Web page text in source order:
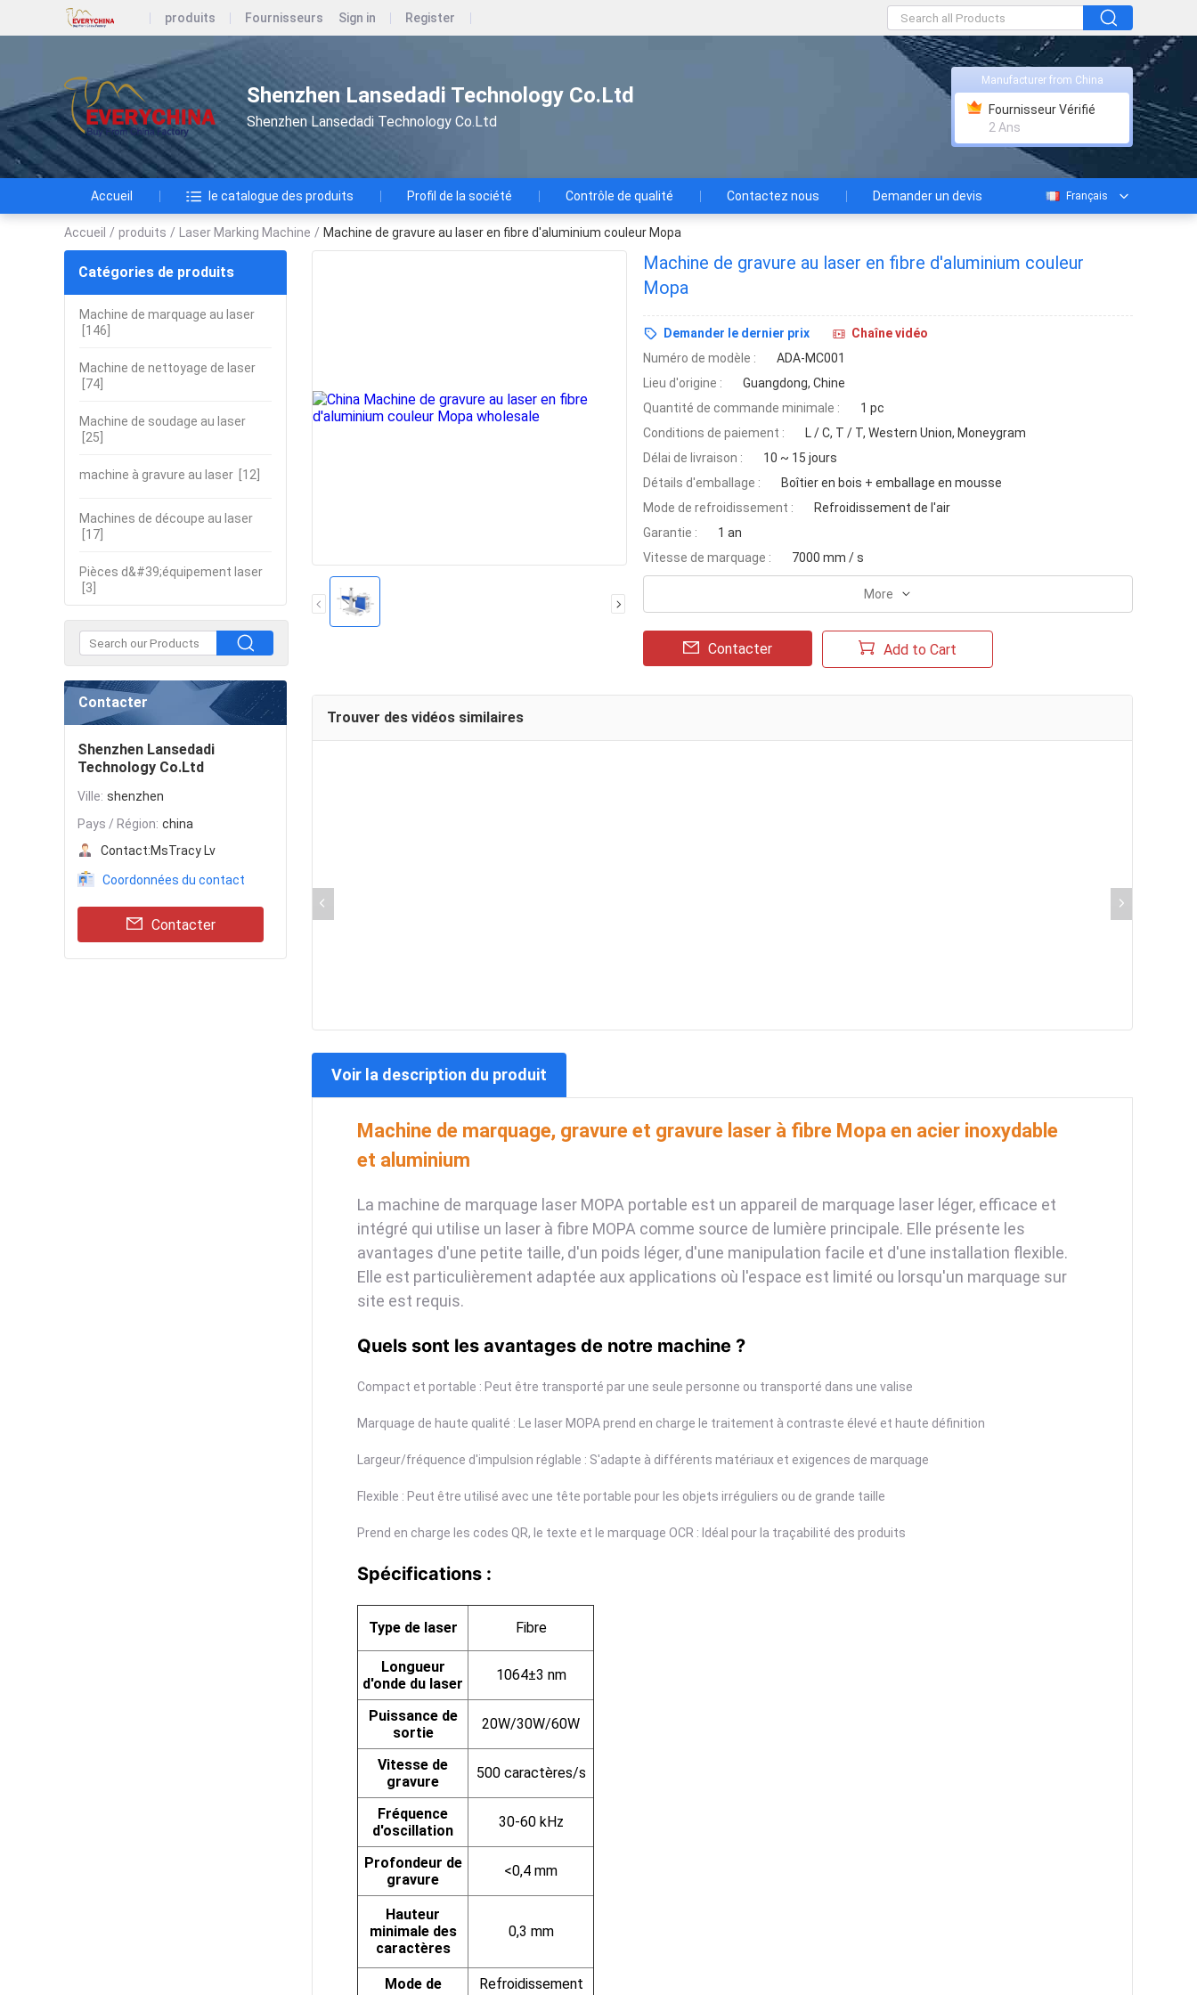
produits Fournisseurs Sign in Register
Shenzhen Lansedadi Technology Co.Ltd
Shenzhen Lansedadi Technology Co.Ltd
Manufacturer from China
Fournisseur Vérifié
2 Ans
Accueil le catalogue des produits Profil de la société Contrôle de qualité Contactez nous Demander un devis Français
Accueil / produits / Laser Marking Machine / Machine de gravure au laser en fibre d'aluminium couleur Mopa
Catégories de produits
Machine de marquage au laser
[146]
Machine de nettoyage de laser
[74]
Machine de soudage au laser
[25]
machine à gravure au laser [12]
Machines de découpe au laser
[17]
Pièces d&#39;équipement laser
[3]
Contacter
Shenzhen Lansedadi
Technology Co.Ltd
Ville: shenzhen
Pays / Région: china
Contact:MsTracy Lv
Coordonnées du contact
Contacter
Machine de gravure au laser en fibre d'aluminium couleur
Mopa
Demander le dernier prix
Chaîne vidéo
Numéro de modèle :
ADA-MC001
Lieu d'origine :
Guangdong, Chine
Quantité de commande minimale :
1 pc
Conditions de paiement :
L / C, T / T, Western Union, Moneygram
Délai de livraison :
10 ~ 15 jours
Détails d'emballage :
Boîtier en bois + emballage en mousse
Mode de refroidissement :
Refroidissement de l'air
Garantie :
1 an
Vitesse de marquage :
7000 mm / s
More
Contacter Add to Cart
Trouver des vidéos similaires
Voir la description du produit
Machine de marquage, gravure et gravure laser à fibre Mopa en acier inoxydable
et aluminium
La machine de marquage laser MOPA portable est un appareil de marquage laser léger, efficace et
intégré qui utilise un laser à fibre MOPA comme source de lumière principale. Elle présente les
avantages d'une petite taille, d'un poids léger, d'une manipulation facile et d'une installation flexible.
Elle est particulièrement adaptée aux applications où l'espace est limité ou lorsqu'un marquage sur
site est requis.
Quels sont les avantages de notre machine ?
Compact et portable : Peut être transporté par une seule personne ou transporté dans une valise
Marquage de haute qualité : Le laser MOPA prend en charge le traitement à contraste élevé et haute définition
Largeur/fréquence d'impulsion réglable : S'adapte à différents matériaux et exigences de marquage
Flexible : Peut être utilisé avec une tête portable pour les objets irréguliers ou de grande taille
Prend en charge les codes QR, le texte et le marquage OCR : Idéal pour la traçabilité des produits
Spécifications :
Type de laser Fibre
Longueur
d'onde du laser
1064±3 nm
Puissance de
sortie
20W/30W/60W
Vitesse de
gravure
500 caractères/s
Fréquence
d'oscillation
30-60 kHz
Profondeur de
gravure
<0,4 mm
Hauteur
minimale des
caractères
0,3 mm
Mode de
Refroidissement